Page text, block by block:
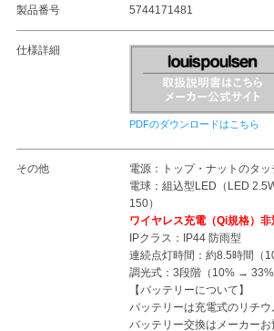
製品番号 5744171481
仕様詳細
PDFのダウンロードはこちら
その他
電源：トップ・ナットのタ
電球：組込型LED（LED
150）
ワイヤレス充電（Qi規格）非
IPクラス：IP44 防雨型
連続点灯時間：約8.5時間（
調光式：3段階（10% →
【バッテリーについて】
バッテリーは充電式のリチ
バッテリー交換はメーカー